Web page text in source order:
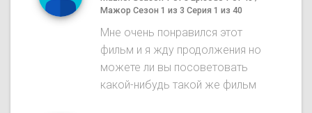
Мажор Сезон 1 из 3 Серия 1 из 40
Мне очень понравился этот
фильм и я жду продолжения но
можете ли вы посоветовать
какой-нибудь такой же фильм